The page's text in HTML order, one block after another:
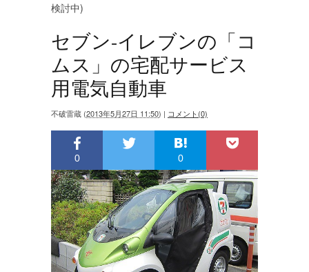
検討中)
セブン-イレブンの「コ
ムス」の宅配サービス
用電気自動車
不破雷蔵 (2013年5月27日 11:50) | コメント(0)
0 0